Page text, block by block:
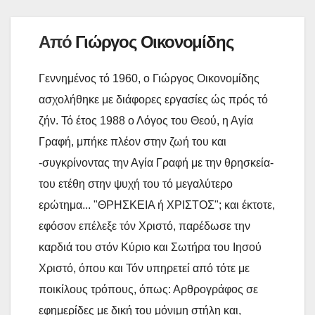
Από Γιώργος Οικονομίδης
Γεννημένος τό 1960, ο Γιώργος Οικονομίδης
ασχολήθηκε με διάφορες εργασίες ώς πρός τό
ζήν. Τό έτος 1988 ο Λόγος του Θεού, η Αγία
Γραφή, μπήκε πλέον στην ζωή του και
-συγκρίνοντας την Αγία Γραφή με την θρησκεία-
του ετέθη στην ψυχή του τό μεγαλύτερο
ερώτημα... "ΘΡΗΣΚΕΙΑ ή ΧΡΙΣΤΟΣ"; και έκτοτε,
εφόσον επέλεξε τόν Χριστό, παρέδωσε την
καρδιά του στόν Κύριο και Σωτήρα του Ιησού
Χριστό, όπου και Τόν υπηρετεί από τότε με
ποικίλους τρόπους, όπως: Αρθρογράφος σε
εφημερίδες με δική του μόνιμη στήλη και,